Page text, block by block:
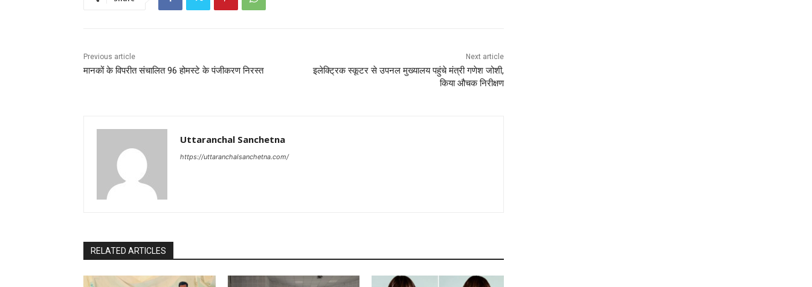
Previous article
मानकों के विपरीत संचालित 96 होमस्टे के पंजीकरण निरस्त
Next article
इलेक्ट्रिक स्कूटर से उपनल मुख्यालय पहुंचे मंत्री गणेश जोशी,
किया औचक निरीक्षण
Uttaranchal Sanchetna
https://uttaranchalsanchetna.com/
RELATED ARTICLES